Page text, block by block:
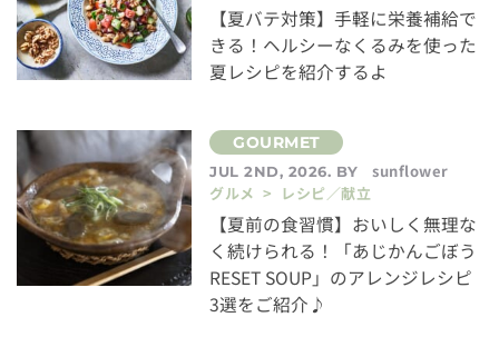
【夏バテ対策】手軽に栄養補給で
きる！ヘルシーなくるみを使った
夏レシピを紹介するよ
JUL 2ND, 2026. BY
sunflower
グルメ > レシピ／献立
【夏前の食習慣】おいしく無理な
く続けられる！「あじかんごぼう
RESET SOUP」のアレンジレシピ
3選をご紹介♪